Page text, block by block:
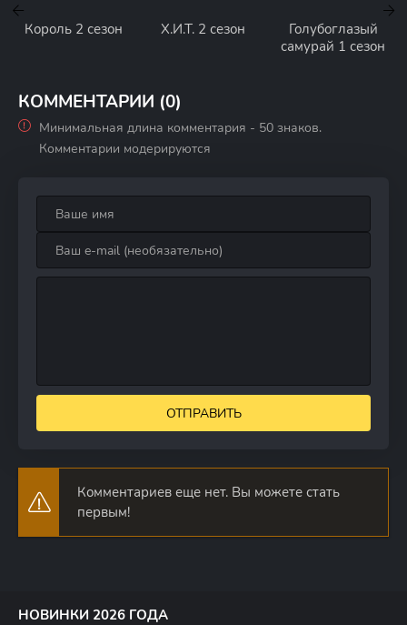
Король 2 сезон Х.И.Т. 2 сезон
Голубоглазый
самурай 1 сезон
КОММЕНТАРИИ (0)
Минимальная длина комментария - 50 знаков.
Комментарии модерируются
ОТПРАВИТЬ
Комментариев еще нет. Вы можете стать
первым!
НОВИНКИ 2026 ГОДА